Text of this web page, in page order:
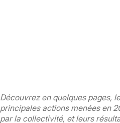
Découvrez en quelques pages,
principales actions menées en
par la collectivité, et leurs